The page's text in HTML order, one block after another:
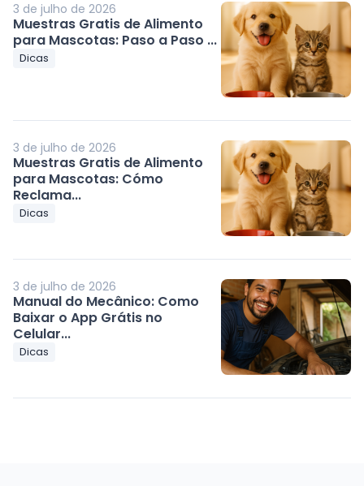
3 de julho de 2026
Muestras Gratis de Alimento
para Mascotas: Paso a Paso ...
Dicas
3 de julho de 2026
Muestras Gratis de Alimento
para Mascotas: Cómo
Reclama...
Dicas
3 de julho de 2026
Manual do Mecânico: Como
Baixar o App Grátis no
Celular...
Dicas